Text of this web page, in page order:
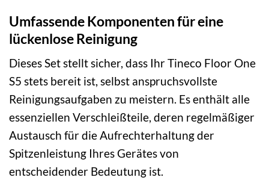
Umfassende Komponenten für eine
lückenlose Reinigung
Dieses Set stellt sicher, dass Ihr Tineco Floor One
S5 stets bereit ist, selbst anspruchsvollste
Reinigungsaufgaben zu meistern. Es enthält alle
essenziellen Verschleißteile, deren regelmäßiger
Austausch für die Aufrechterhaltung der
Spitzenleistung Ihres Gerätes von
entscheidender Bedeutung ist.